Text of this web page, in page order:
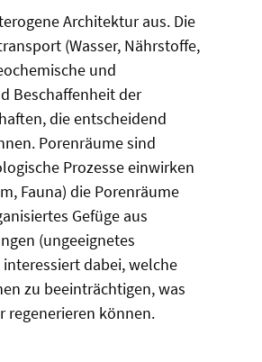
Architektur aus. Die
(Wasser, Nährstoffe,
und
Beschaffenheit der
die entscheidend
Porenräume sind
Prozesse einwirken
Fauna) die Porenräume
Gefüge aus
(ungeeignetes
dabei, welche
zu beeinträchtigen, was
regenerieren können.